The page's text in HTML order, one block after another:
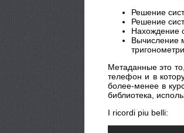
Решение
Решение
Нахождение
Вычисление
Метаданные это
телефон и в
более-менее в
библиотека,
I ricordi piu belli: